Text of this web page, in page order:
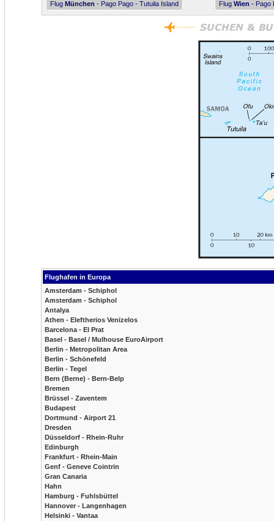
Flug München - Pago Pago - Tutuila Island Flug Wien - Pago
Flughafen in Europa
Amsterdam - Schiphol
Amsterdam - Schiphol
Antalya
Athen - Eleftherios Venizelos
Barcelona - El Prat
Basel - Basel / Mulhouse EuroAirport
Berlin - Metropolitan Area
Berlin - Schönefeld
Berlin - Tegel
Bern (Berne) - Bern-Belp
Bremen
Brüssel - Zaventem
Budapest
Dortmund - Airport 21
Dresden
Düsseldorf - Rhein-Ruhr
Edinburgh
Frankfurt - Rhein-Main
Genf - Geneve Cointrin
Gran Canaria
Hahn
Hamburg - Fuhlsbüttel
Hannover - Langenhagen
Helsinki - Vantaa